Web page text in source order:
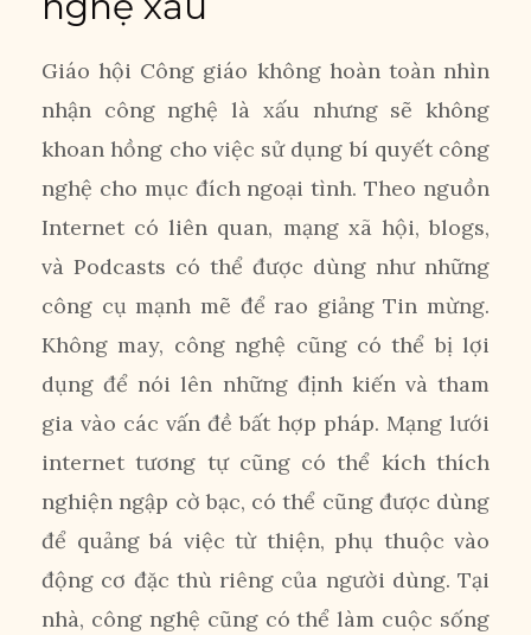
Giáo hội Công giáo không hoàn toàn nhìn
nhận công nghệ là xấu nhưng sẽ không
khoan hồng cho việc sử dụng bí quyết công
nghệ cho mục đích ngoại tình. Theo nguồn
Internet có liên quan, mạng xã hội, blogs,
và Podcasts có thể được dùng như những
công cụ mạnh mẽ để rao giảng Tin mừng.
Không may, công nghệ cũng có thể bị lợi
dụng để nói lên những định kiến và tham
gia vào các vấn đề bất hợp pháp. Mạng lưới
internet tương tự cũng có thể kích thích
nghiện ngập cờ bạc, có thể cũng được dùng
để quảng bá việc từ thiện, phụ thuộc vào
động cơ đặc thù riêng của người dùng. Tại
nhà, công nghệ cũng có thể làm cuộc sống